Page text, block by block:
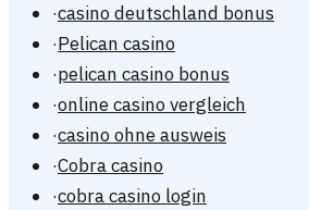
·casino deutschland bonus
·Pelican casino
·pelican casino bonus
·online casino vergleich
·casino ohne ausweis
·Cobra casino
·cobra casino login